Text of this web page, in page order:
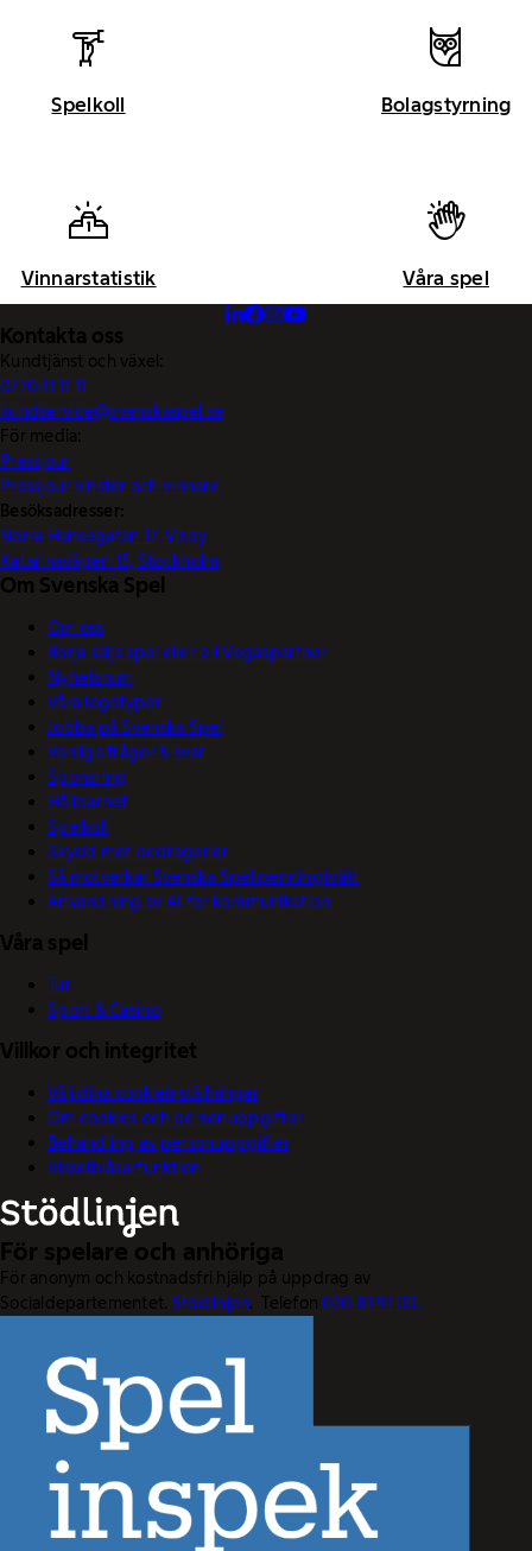
Spelkoll Bolagstyrning
Vinnarstatistik Våra spel
Kontakta oss
Kundtjänst och växel:
0770-11 11 11
kundservice@svenskaspel.se
För media:
Pressjour
Pressjour vinster och vinnare
Besöksadresser:
Norra Hansegatan 17, Visby
Katarinavägen 15, Stockholm
Om Svenska Spel
Om oss
Börja sälja spel eller bli Vegaspartner
Nyhetsrum
Våra logotyper
Jobba på Svenska Spel
Vanliga frågor & svar
Sponsring
Hållbarhet
Spelkoll
Skydd mot bedrägerier
Så motverkar Svenska Spel penningtvätt
Användning av AI för kommunikation
Våra spel
Tur
Sport & Casino
Villkor och integritet
Välj dina cookieinställningar
Om cookies och personuppgifter
Behandling av personuppgifter
Visselblåsarfunktion
För spelare och anhöriga
För anonym och kostnadsfri hjälp på uppdrag av
Socialdepartementet. Stödlinjen. Telefon020-81 91 00.